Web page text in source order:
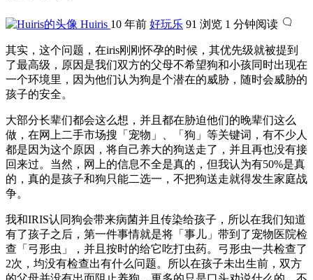
Huiris 10 年前 好玩乐 91 浏览 1 分钟阅读
其实，这个问题，在iris刚刚怀孕的时候，其优先级就被提到
了最高级，原因是我们双方的父母不希望狗和小孩同时出现在
一个环境里，因为他们认为狗是个潜在的威胁，随时会威胁的
孩子的安全。
大部分长辈们都会这么想，并且都在胁迫他们的晚辈们这么
做，在网上二手市场搜「宠物」、「狗」等关键词，有不少人
都是因为这个原因，将自己养大的狗送走了，并且再也没有接
回来过。当然，网上的信息不全是真的，但我认为有50%是真
的，真的是孩子和狗只能二选一，不把狗送走就得发生家庭战
争。
我和IRIS认同狗会带来病菌并且传染给孩子，所以在我们知道
有了孩子之后，第一件事情就是将「事儿」带到了宠物医院检
查「弓形虫」，并且按时的给它吃打虫药。弓形虫一共检查了
2次，均没有检查出有什么问题。所以在孩子未出生前，双方